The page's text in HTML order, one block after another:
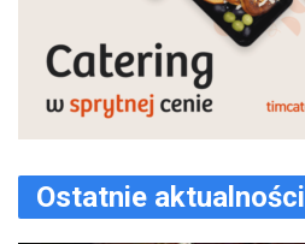
Ostatnie aktualności